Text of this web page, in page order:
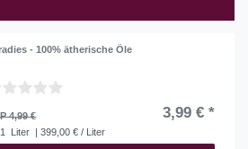
- 100% ätherische Öle
4,99 € 3,99 € *
Liter | 399,00 € / Liter